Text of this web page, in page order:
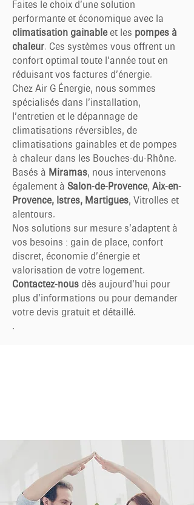
Faites le choix d’une solution
performante et économique avec la
climatisation gainableet les pompes à
chaleur. Ces systèmes vous offrent un
confort optimal toute l’année tout en
réduisant vos factures d’énergie.
Chez Air G Énergie, nous sommes
spécialisés dans l’installation,
l’entretien et le dépannage de
climatisations réversibles, de
climatisations gainables et de pompes
à chaleur dans les Bouches-du-Rhône.
Basés à Miramas, nous intervenons
également à Salon-de-Provence, Aix-en-
Provence, Istres, Martigues, Vitrolles et
alentours.
Nos solutions sur mesure s’adaptent à
vos besoins : gain de place, confort
discret, économie d’énergie et
valorisation de votre logement.
Contactez-nous dès aujourd’hui pour
plus d’informations ou pour demander
votre devis gratuit et détaillé.
.